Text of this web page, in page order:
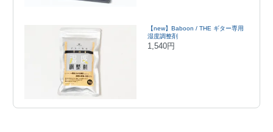
【new】Baboon / THE ギター専用
湿度調整剤
1,540円